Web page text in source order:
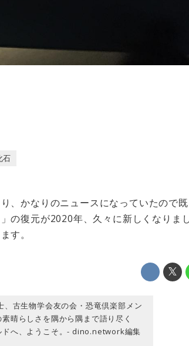
石
、かなりのニュースになっていたので
の復元が2020年、久々に新しくなりま
す。
古生物学会友の会・恐竜倶楽部メン
晴らしさを隅から隅まで語り尽く
ドへ、ようこそ。- dino.network編集